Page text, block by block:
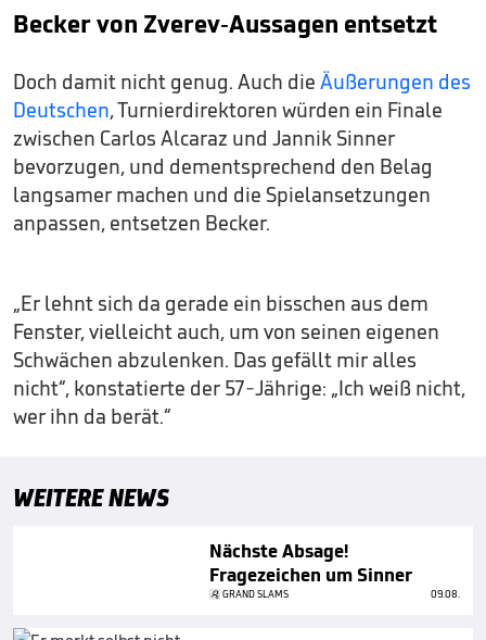
Becker von Zverev-Aussagen entsetzt
Doch damit nicht genug. Auch die Äußerungen des
Deutschen, Turnierdirektoren würden ein Finale
zwischen Carlos Alcaraz und Jannik Sinner
bevorzugen, und dementsprechend den Belag
langsamer machen und die Spielansetzungen
anpassen, entsetzen Becker.
„Er lehnt sich da gerade ein bisschen aus dem
Fenster, vielleicht auch, um von seinen eigenen
Schwächen abzulenken. Das gefällt mir alles
nicht“, konstatierte der 57-Jährige: „Ich weiß nicht,
wer ihn da berät.“
WEITERE NEWS
Nächste Absage!
Fragezeichen um Sinner
GRAND SLAMS 09.08.